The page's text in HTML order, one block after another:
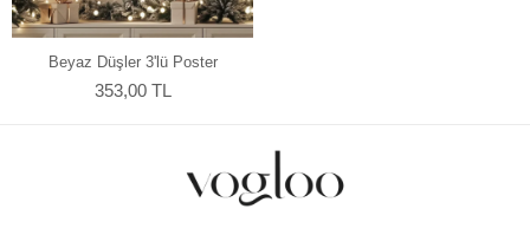
Beyaz Düşler 3'lü Poster
353,00 TL